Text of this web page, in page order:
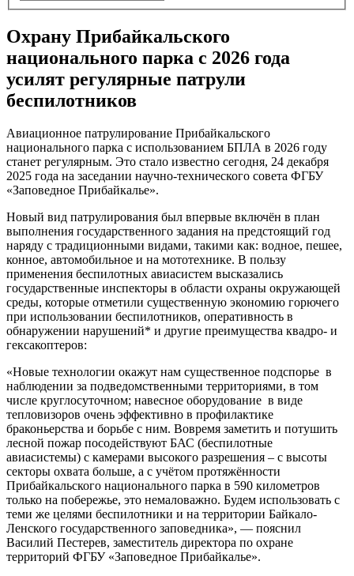
Охрану Прибайкальского
национального парка с 2026 года
усилят регулярные патрули
беспилотников
Авиационное патрулирование Прибайкальского
национального парка с использованием БПЛА в 2026 году
станет регулярным. Это стало известно сегодня, 24 декабря
2025 года на заседании научно-технического совета ФГБУ
«Заповедное Прибайкалье».
Новый вид патрулирования был впервые включён в план
выполнения государственного задания на предстоящий год
наряду с традиционными видами, такими как: водное, пешее,
конное, автомобильное и на мототехнике. В пользу
применения беспилотных авиасистем высказались
государственные инспекторы в области охраны окружающей
среды, которые отметили существенную экономию горючего
при использовании беспилотников, оперативность в
обнаружении нарушений* и другие преимущества квадро- и
гексакоптеров:
«Новые технологии окажут нам существенное подспорье в
наблюдении за подведомственными территориями, в том
числе круглосуточном; навесное оборудование в виде
тепловизоров очень эффективно в профилактике
браконьерства и борьбе с ним. Вовремя заметить и потушить
лесной пожар посодействуют БАС (беспилотные
авиасистемы) с камерами высокого разрешения – с высоты
секторы охвата больше, а с учётом протяжённости
Прибайкальского национального парка в 590 километров
только на побережье, это немаловажно. Будем использовать с
теми же целями беспилотники и на территории Байкало-
Ленского государственного заповедника», — пояснил
Василий Пестерев, заместитель директора по охране
территорий ФГБУ «Заповедное Прибайкалье».